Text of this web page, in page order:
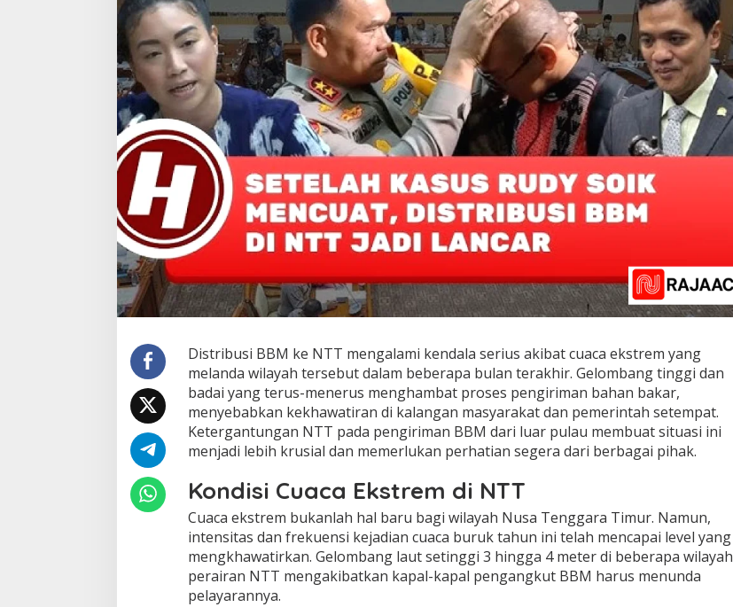
Distribusi BBM ke NTT mengalami kendala serius akibat cuaca ekstrem yang
melanda wilayah tersebut dalam beberapa bulan terakhir. Gelombang tinggi dan
badai yang terus-menerus menghambat proses pengiriman bahan bakar,
menyebabkan kekhawatiran di kalangan masyarakat dan pemerintah setempat.
Ketergantungan NTT pada pengiriman BBM dari luar pulau membuat situasi ini
menjadi lebih krusial dan memerlukan perhatian segera dari berbagai pihak.
Kondisi Cuaca Ekstrem di NTT
Cuaca ekstrem bukanlah hal baru bagi wilayah Nusa Tenggara Timur. Namun,
intensitas dan frekuensi kejadian cuaca buruk tahun ini telah mencapai level yang
mengkhawatirkan. Gelombang laut setinggi 3 hingga 4 meter di beberapa wilayah
perairan NTT mengakibatkan kapal-kapal pengangkut BBM harus menunda
pelayarannya.